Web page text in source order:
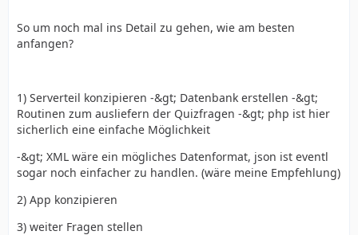
So um noch mal ins Detail zu gehen, wie am besten
anfangen?
1) Serverteil konzipieren -&gt; Datenbank erstellen -&gt;
Routinen zum ausliefern der Quizfragen -&gt; php ist hier
sicherlich eine einfache Möglichkeit
-&gt; XML wäre ein mögliches Datenformat, json ist eventl
sogar noch einfacher zu handlen. (wäre meine Empfehlung)
2) App konzipieren
3) weiter Fragen stellen